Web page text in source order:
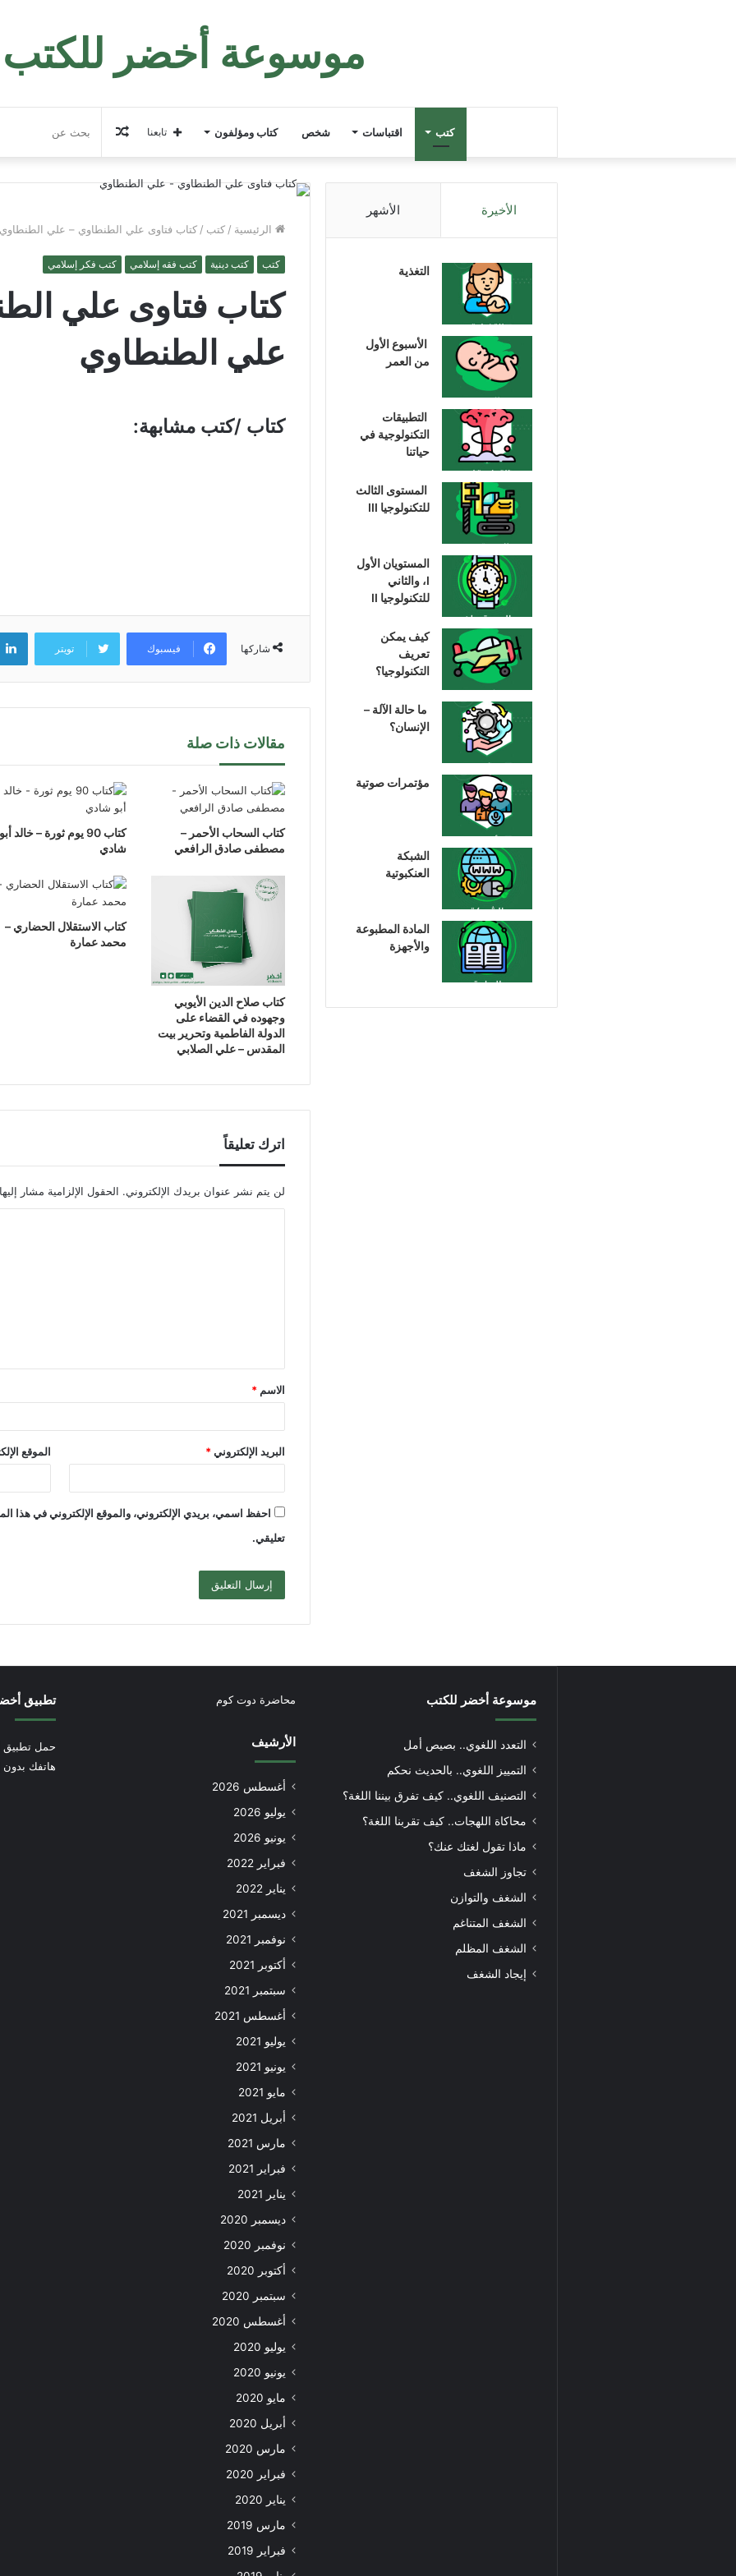
موسوعة أخضر للكتب
كتب اقتباسات شخص كتاب ومؤلفون مقال
عشوائي
تابعنا
الرئيسية / كتب / كتاب فتاوى علي الطنطاوي – علي الطنطاوي
كتب كتب دينية كتب فقه إسلامي كتب فكر إسلامي
كتاب فتاوى علي
علي الطنطاوي
كتاب /كتب مشابهة:
شاركها فيسبوك تويتر
مقالات ذات صلة
كتاب السحاب الأحمر –
مصطفى صادق الرافعي
كتاب 90 يوم ثورة – خالد أبو
شادي
كتاب صلاح الدين الأيوبي
وجهوده في القضاء على
الدولة الفاطمية وتحرير بيت
المقدس – علي الصلابي
كتاب الاستقلال الحضاري –
محمد عمارة
اترك تعليقاً
لن يتم نشر عنوان بريدك الإلكتروني. الحقول الإلزامية مشار
ق
*
الاسم*
البريد الإلكتروني* الموقع
احفظ اسمي، بريدي الإلكتروني، والموقع الإلكتروني في هذا
تعليقي.
الأخيرة الأشهر
التغذية
الأسبوع الأول
من العمر
التطبيقات
التكنولوجية في
حياتنا
المستوى الثالث
للتكنولوجيا III
المستويان الأول
I، والثاني
للتكنولوجيا II
كيف يمكن
تعريف
التكنولوجيا؟
ما حالة الآلة –
الإنسان؟
مؤتمرات صوتية
الشبكة
العنكبوتية
المادة المطبوعة
والأجهزة
موسوعة أخضر للكتب
التعدد اللغوي.. بصيص أمل
التمييز اللغوي.. بالحديث نحكم
التصنيف اللغوي.. كيف تفرق بيننا اللغة؟
محاكاة اللهجات.. كيف تقربنا اللغة؟
ماذا تقول لغتك عنك؟
تجاوز الشغف
الشغف والتوازن
الشغف المتناغم
الشغف المظلم
إيجاد الشغف
محاضرة دوت كوم
الأرشيف
أغسطس 2026
يوليو 2026
يونيو 2026
فبراير 2022
يناير 2022
ديسمبر 2021
نوفمبر 2021
أكتوبر 2021
سبتمبر 2021
أغسطس 2021
يوليو 2021
يونيو 2021
مايو 2021
أبريل 2021
مارس 2021
فبراير 2021
يناير 2021
ديسمبر 2020
نوفمبر 2020
أكتوبر 2020
سبتمبر 2020
أغسطس 2020
يوليو 2020
يونيو 2020
مايو 2020
أبريل 2020
مارس 2020
فبراير 2020
يناير 2020
مارس 2019
فبراير 2019
تطبيق
حمل تطبيق
هاتفك بدون